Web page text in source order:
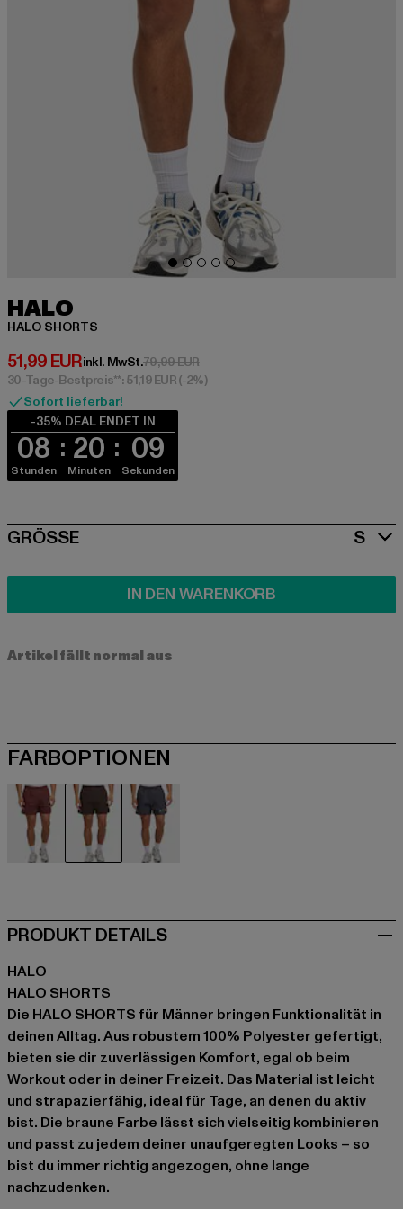
HALO
HALO SHORTS
51,99 EUR
Derzeitiger Preis: 51,99 EUR
inkl. MwSt.79,99 EURAktionspreis: 79,99 EUR
30-Tage-Bestpreis**: 51,19 EUR(-2%)
Sofort lieferbar!
-35% DEAL ENDET IN
08
Stunden
20
Minuten
09
Sekunden
SIZE
GRÖSSE S
IN DEN WARENKORB
Artikel fällt normal aus
FARBOPTIONEN
PRODUKT DETAILS
HALO
HALO SHORTS
Die HALO SHORTS für Männer bringen Funktionalität in
deinen Alltag. Aus robustem 100% Polyester gefertigt,
bieten sie dir zuverlässigen Komfort, egal ob beim
Workout oder in deiner Freizeit. Das Material ist leicht
und strapazierfähig, ideal für Tage, an denen du aktiv
bist. Die braune Farbe lässt sich vielseitig kombinieren
und passt zu jedem deiner unaufgeregten Looks – so
bist du immer richtig angezogen, ohne lange
nachzudenken.